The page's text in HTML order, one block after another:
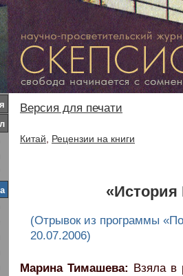
Версия для печати
Китай Рецензии на книги
«История
(Отрывок из программы
20.07.2006)
Марина Тимашева:
Взяла в